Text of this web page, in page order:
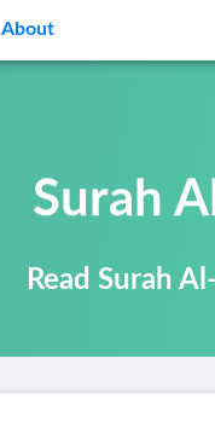
About
Surah
Read Surah